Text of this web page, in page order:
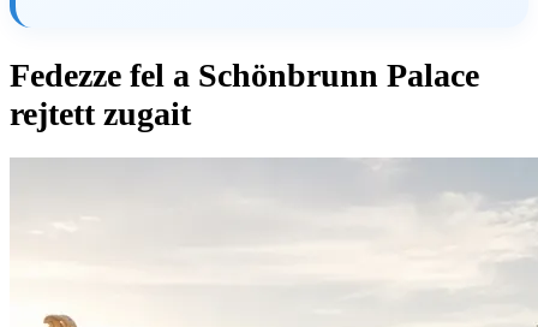
Fedezze fel a Schönbrunn Palace
rejtett zugait